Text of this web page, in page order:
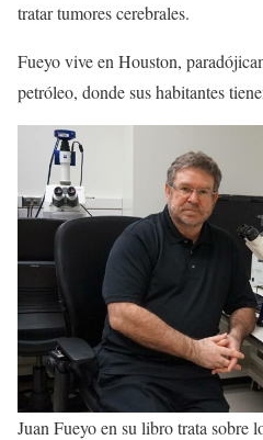
tratar tumores cerebrales.
Fueyo vive en Houston,
petróleo, donde sus habitantes
Juan Fueyo en su libro trata sobre